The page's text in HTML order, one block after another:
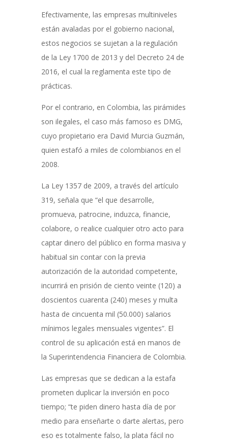
Efectivamente, las empresas multiniveles
están avaladas por el gobierno nacional,
estos negocios se sujetan a la regulación
de la Ley 1700 de 2013 y del Decreto 24 de
2016, el cual la reglamenta este tipo de
prácticas.
Por el contrario, en Colombia, las pirámides
son ilegales, el caso más famoso es DMG,
cuyo propietario era David Murcia Guzmán,
quien estafó a miles de colombianos en el
2008.
La Ley 1357 de 2009, a través del artículo
319, señala que “el que desarrolle,
promueva, patrocine, induzca, financie,
colabore, o realice cualquier otro acto para
captar dinero del público en forma masiva y
habitual sin contar con la previa
autorización de la autoridad competente,
incurrirá en prisión de ciento veinte (120) a
doscientos cuarenta (240) meses y multa
hasta de cincuenta mil (50.000) salarios
mínimos legales mensuales vigentes”. El
control de su aplicación está en manos de
la Superintendencia Financiera de Colombia.
Las empresas que se dedican a la estafa
prometen duplicar la inversión en poco
tiempo; “te piden dinero hasta día de por
medio para enseñarte o darte alertas, pero
eso es totalmente falso, la plata fácil no